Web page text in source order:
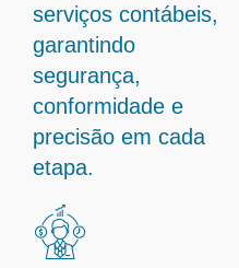
serviços contábeis,
garantindo
segurança,
conformidade e
precisão em cada
etapa.